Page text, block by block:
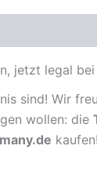
jetzt legal
sind! Wir
wollen: die
kaufen!